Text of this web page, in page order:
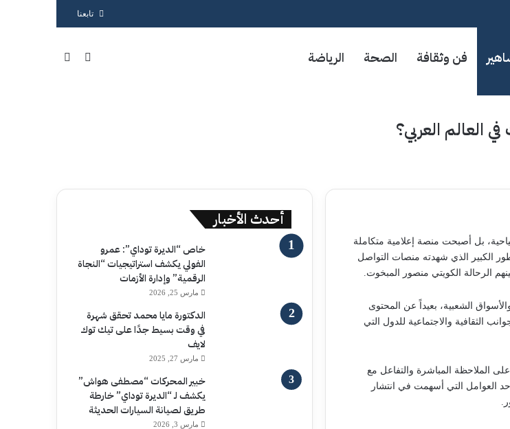
تابعنا
فن وثقافة الصحة الرياضة الوضع المظلم
العالم العربي؟
بل أصبحت منصة إعلامية متكاملة
الكبير الذي شهدته منصات التواصل
الرحالة الكويتي منصور المبخوت.
الشعبية، بعيداً عن المحتوى
الثقافية والاجتماعية للدول التي
الملاحظة المباشرة والتفاعل مع
أحد العوامل التي أسهمت في انتشار
أحدث الأخبار
خاص “الديرة توداي”: عمرو
الفولي يكشف استراتيجيات “النجاة
الرقمية” وإدارة الأزمات
مارس 25, 2026
الدكتورة مايا محمد تحقق شهرة
في وقت بسيط جدًا على تيك توك
لايف
مارس 27, 2025
خبير المحركات “مصطفى هواش”
يكشف لـ “الديرة توداي” خارطة
طريق لصيانة السيارات الحديثة
مارس 3, 2026